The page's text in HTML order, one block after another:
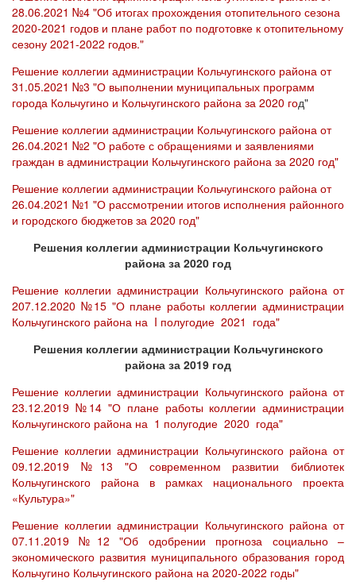
28.06.2021 №4 "Об итогах прохождения отопительного сезона
2020-2021 годов и плане работ по подготовке к отопительному
сезону 2021-2022 годов."
Решение коллегии администрации Кольчугинского района от
31.05.2021 №3 "О выполнении муниципальных программ
города Кольчугино и Кольчугинского района за 2020 год"
Решение коллегии администрации Кольчугинского района от
26.04.2021 №2 "О работе с обращениями и заявлениями
граждан в администрации Кольчугинского района за 2020 год"
Решение коллегии администрации Кольчугинского района от
26.04.2021 №1 "О рассмотрении итогов исполнения районного
и городского бюджетов за 2020 год"
Решения коллегии администрации Кольчугинского
района за 2020 год
Решение коллегии администрации Кольчугинского района от
207.12.2020 №15 "О плане работы коллегии администрации
Кольчугинского района на I полугодие 2021 года"
Решения коллегии администрации Кольчугинского
района за 2019 год
Решение коллегии администрации Кольчугинского района от
23.12.2019 №14 "О плане работы коллегии администрации
Кольчугинского района на 1 полугодие 2020 года"
Решение коллегии администрации Кольчугинского района от
09.12.2019 №13 "О современном развитии библиотек
Кольчугинского района в рамках национального проекта
«Культура»"
Решение коллегии администрации Кольчугинского района от
07.11.2019 №12 "Об одобрении прогноза социально –
экономического развития муниципального образования город
Кольчугино Кольчугинского района на 2020-2022 годы"